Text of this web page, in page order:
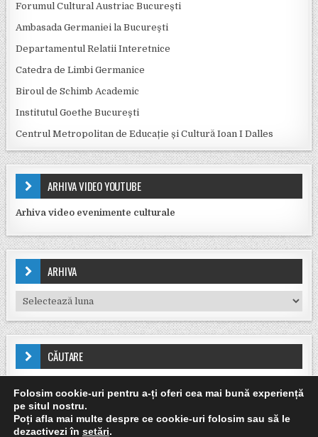
Forumul Cultural Austriac București
Ambasada Germaniei la Bucureşti
Departamentul Relatii Interetnice
Catedra de Limbi Germanice
Biroul de Schimb Academic
Institutul Goethe Bucureşti
Centrul Metropolitan de Educație și Cultură Ioan I Dalles
ARHIVA VIDEO YOUTUBE
Arhiva video evenimente culturale
ARHIVA
Arhiva
CĂUTARE
Folosim cookie-uri pentru a-ți oferi cea mai bună experiență
pe situl nostru.
Poți afla mai multe despre ce cookie-uri folosim sau să le
dezactivezi în setări.